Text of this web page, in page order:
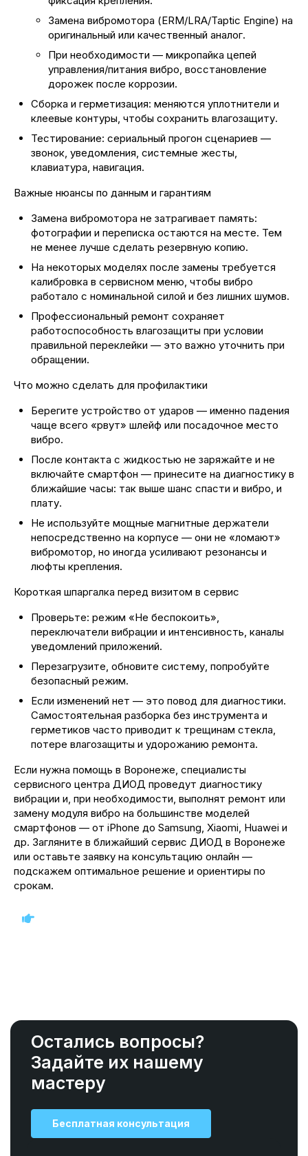
Замена вибромотора (ERM/LRA/Taptic Engine) на
оригинальный или качественный аналог.
При необходимости — микропайка цепей
управления/питания вибро, восстановление
дорожек после коррозии.
Сборка и герметизация: меняются уплотнители и
клеевые контуры, чтобы сохранить влагозащиту.
Тестирование: сериальный прогон сценариев —
звонок, уведомления, системные жесты,
клавиатура, навигация.
Важные нюансы по данным и гарантиям
Замена вибромотора не затрагивает память:
фотографии и переписка остаются на месте. Тем
не менее лучше сделать резервную копию.
На некоторых моделях после замены требуется
калибровка в сервисном меню, чтобы вибро
работало с номинальной силой и без лишних шумов.
Профессиональный ремонт сохраняет
работоспособность влагозащиты при условии
правильной переклейки — это важно уточнить при
обращении.
Что можно сделать для профилактики
Берегите устройство от ударов — именно падения
чаще всего «рвут» шлейф или посадочное место
вибро.
После контакта с жидкостью не заряжайте и не
включайте смартфон — принесите на диагностику в
ближайшие часы: так выше шанс спасти и вибро, и
плату.
Не используйте мощные магнитные держатели
непосредственно на корпусе — они не «ломают»
вибромотор, но иногда усиливают резонансы и
люфты крепления.
Короткая шпаргалка перед визитом в сервис
Проверьте: режим «Не беспокоить»,
переключатели вибрации и интенсивность, каналы
уведомлений приложений.
Перезагрузите, обновите систему, попробуйте
безопасный режим.
Если изменений нет — это повод для диагностики.
Самостоятельная разборка без инструмента и
герметиков часто приводит к трещинам стекла,
потере влагозащиты и удорожанию ремонта.
Если нужна помощь в Воронеже, специалисты
сервисного центра ДИОД проведут диагностику
вибрации и, при необходимости, выполнят ремонт или
замену модуля вибро на большинстве моделей
смартфонов — от iPhone до Samsung, Xiaomi, Huawei и
др. Загляните в ближайший сервис ДИОД в Воронеже
или оставьте заявку на консультацию онлайн —
подскажем оптимальное решение и ориентиры по
срокам.
Остались вопросы?
Задайте их нашему
мастеру
Бесплатная консультация